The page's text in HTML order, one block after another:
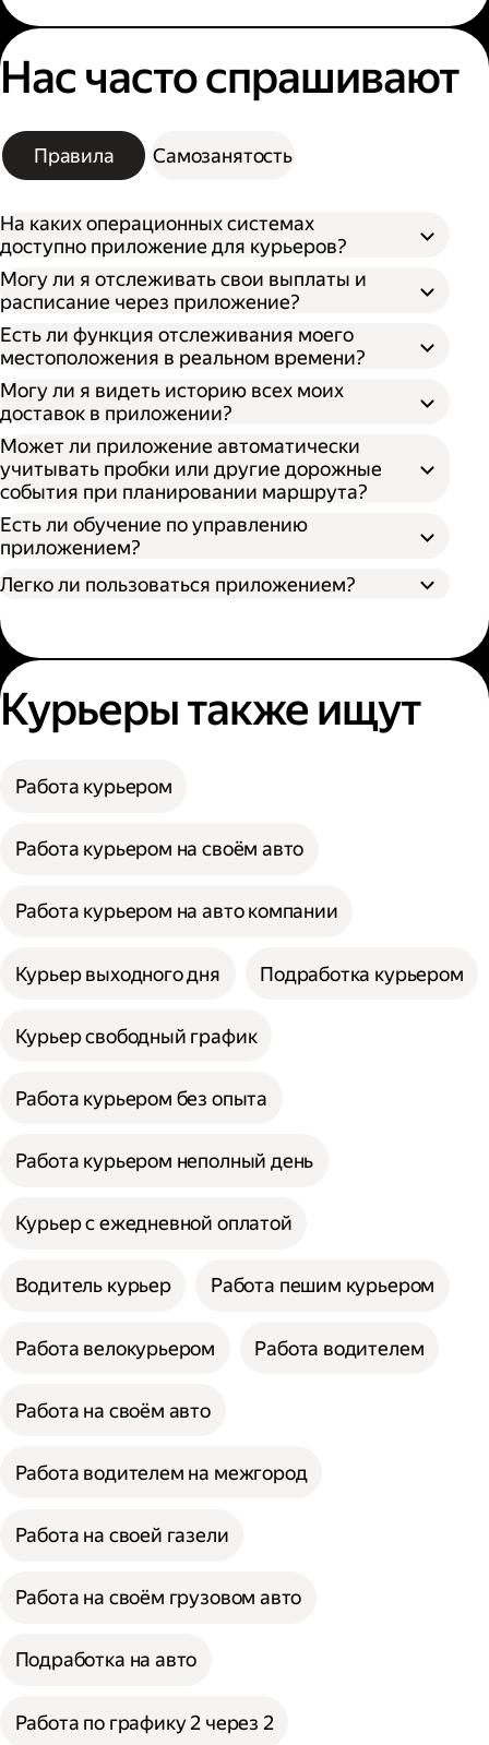
Нас часто спрашивают
Правила Самозанятость
На каких операционных системах
доступно приложение для курьеров?
Могу ли я отслеживать свои выплаты и
расписание через приложение?
Есть ли функция отслеживания моего
местоположения в реальном времени?
Могу ли я видеть историю всех моих
доставок в приложении?
Может ли приложение автоматически
учитывать пробки или другие дорожные
события при планировании маршрута?
Есть ли обучение по управлению
приложением?
Легко ли пользоваться приложением?
Курьеры также ищут
Работа курьером
Работа курьером на своём авто
Работа курьером на авто компании
Курьер выходного дня Подработка курьером
Курьер свободный график
Работа курьером без опыта
Работа курьером неполный день
Курьер с ежедневной оплатой
Водитель курьер Работа пешим курьером
Работа велокурьером Работа водителем
Работа на своём авто
Работа водителем на межгород
Работа на своей газели
Работа на своём грузовом авто
Подработка на авто
Работа по графику 2 через 2